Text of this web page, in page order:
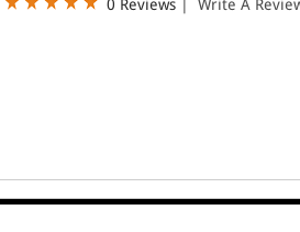
0 Reviews | Write A